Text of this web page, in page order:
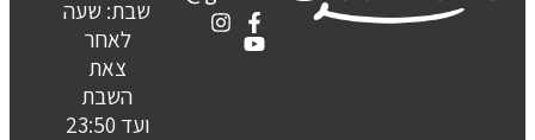
שבת: שעה
לאחר
צאת
השבת
ועד 23:50